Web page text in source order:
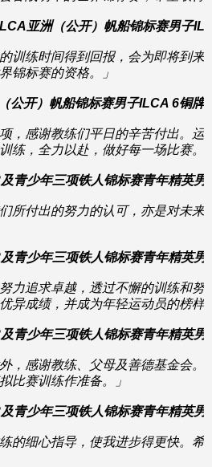
亚洲（公开）帆船锦标赛男子
训练时间得到回报，会为即将到
锦标赛的资格。」
公开）帆船锦标赛男子ILCA 6铜牌
，感谢教练们平日的辛苦付出。
练，全力以赴，做好每一场比赛。
及青少年三项铁人锦标赛青年精英男
所付出的努力的认可，亦是对未
及青少年三项铁人锦标赛青年精英男
力追求卓越，透过不懈的训练和
异成绩，并成为年轻运动员的榜样
及青少年三项铁人锦标赛青年精英男
，感谢教练、父母及善德基金会
比赛训练作准备。」
及青少年三项铁人锦标赛青年精英男
的细心指导，使我进步得更快。